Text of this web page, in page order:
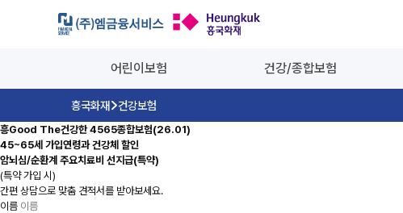
흥국화재 암뇌심
어린이보험 건강/종합보험
흥국화재 건강보험
흥Good The건강한 4565종합보험(26.01)
45~65세 가입연령과 건강체 할인
암뇌심/순환계 주요치료비 선지급(특약)
(특약 가입 시)
간편 상담으로 맞춤 견적서를 받아보세요.
이름